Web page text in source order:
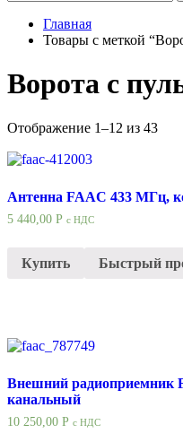
Главная
Товары с меткой
Ворота с
Отображение 1–12 из 43
Антенна FAAC 433 МГц,
5 440,00 Р с НДС
Купить Быстрый
Внешний радиоприемник
канальный
10 250,00 Р с НДС